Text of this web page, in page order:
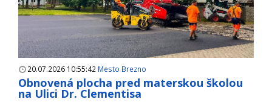
20.07.2026 10:55:42 Mesto Brezno
Obnovená plocha pred materskou školou
na Ulici Dr. Clementisa